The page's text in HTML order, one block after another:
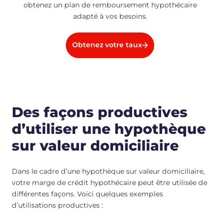
obtenez un plan de remboursement hypothécaire
adapté à vos besoins.
Obtenez votre taux
Des façons productives
d’utiliser une hypothèque
sur valeur domiciliaire
Dans le cadre d’une hypothèque sur valeur domiciliaire,
votre marge de crédit hypothécaire peut être utilisée de
différentes façons. Voici quelques exemples
d’utilisations productives :